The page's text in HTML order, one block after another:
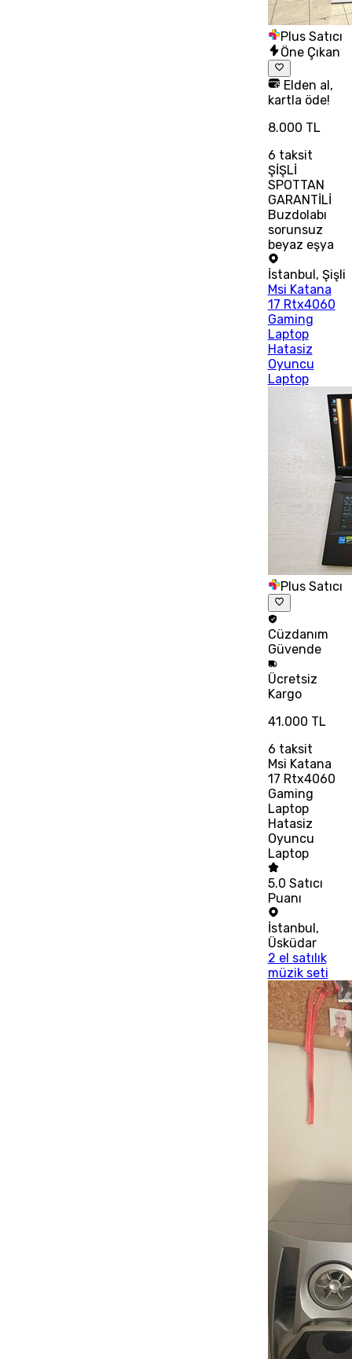
Plus Satıcı
Öne Çıkan
Elden al,
kartla öde!
8.000 TL
6 taksit
ŞİŞLİ
SPOTTAN
GARANTİLİ
Buzdolabı
sorunsuz
beyaz eşya
İstanbul , Şişli
Msi Katana
17 Rtx4060
Gaming
Laptop
Hatasiz
Oyuncu
Laptop
Plus Satıcı
Cüzdanım
Güvende
Ücretsiz
Kargo
41.000 TL
6 taksit
Msi Katana
17 Rtx4060
Gaming
Laptop
Hatasiz
Oyuncu
Laptop
5.0 Satıcı
Puanı
İstanbul,
Üsküdar
2 el satılık
müzik seti